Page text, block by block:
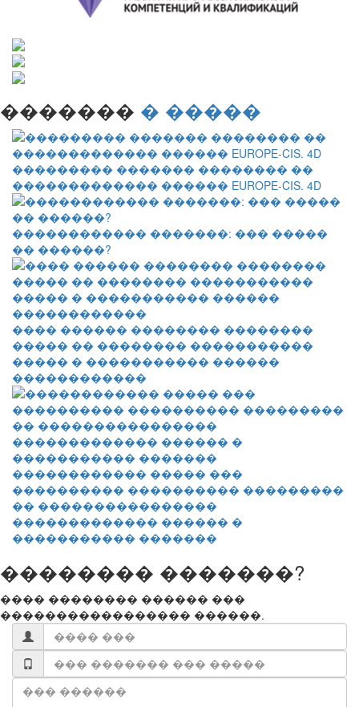
������� � �����
��������� ������� �������� ��
������������� ������ EUROPE-CIS. 4D
������������ �������: ��� �����
�� ������?
���� ������ �������� ��������
����� �� �������� �����������
����� � ����������� ������
������������
������������ ����� ���
���������� ���������� ���������
�� ����������������
������������� ������ �
����������� �������
�������� �������?
���� �������� ������ ���
����������������� ������.